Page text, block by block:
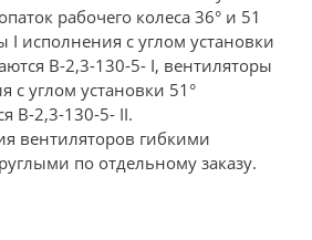
рабочего колеса 36° и 51
I исполнения с углом установки
В-2,3-130-5- I, вентиляторы
с углом установки 51°
В-2,3-130-5- II.
вентиляторов гибкими
по отдельному заказу.